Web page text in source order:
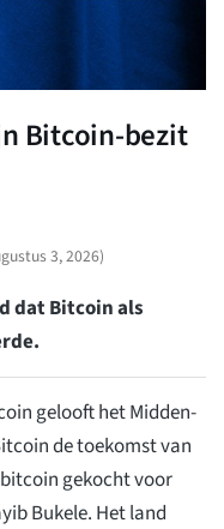
Bitcoin-bezit
3, 2026)
dat Bitcoin als
gelooft het Midden-
de toekomst van
gekocht voor
Bukele. Het land